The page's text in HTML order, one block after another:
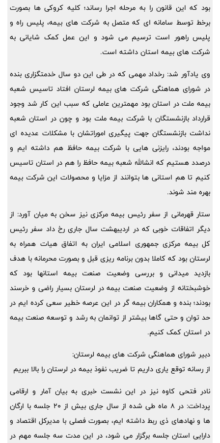
بود که این قانون را به مرحله اجرا رساند؛ کلیه کروکی ها بصورت
برخط توسط سامانه ای که متصل به شرکت های بیمه، پلیس راه و
پلیس راهور است ترسیم می شود و این عمل کمک شایانی به
شرکت های بیمه استان داشته است.
وی یادآور شد: رخداد مهمی که در طی این دو سال خدمتگزاری بنده
در شورای هماهنگی شرکت های بیمه لرستان افتاد تاسیس شعبه
بیمه ملت در استان بود مهمترین عاملی که سبب این کار شد وجود
قرارداد بازنشستگان با شرکت بیمه ملت بود و چون در استان شعبه
نداشت بازنشستگان جهت پیگیری اموراتشان با مشکلات عدیده ای
مواجه بودند، رایزنی هایی با شرکت بیمه حافظ هم داشته ایم و
درصدد هستیم که انشالله شعبه بیمه حافظ را هم در استان تاسیس
کنیم تا هم استانی ها بتوانند از مزایا و محصولات این شرکت بیمه
بهره مند شوند.
ستار قهرمانی از سفر رئیس بیمه مرکزی نیز سخن به میان آورد: از
دیگر اتفاقات خوبی که در اردیبهشت سال جاری رخ داد سفر رئیس
کل بیمه مرکزی جمهوری اسلامی ایران به اتفاق هیات همراه به
لرستان بود که کاملا بدون برنامه ریزی قبل و بصورت محرمانه با هدف
بازدید میدانی و بررسی وضعیت صنعت بیمه استانها بود که
خوشبختانه از وضعیت صنعت بیمه در لرستان بسیار راضی و خرسند
بودند؛ بنده و همکاران بیمه گر در این عرصه خطیر سعی کرده ایم در
حد توان و حتی گاها بیشتر از توانمان به رشد و توسعه صنعت بیمه
در استان کمک کنیم.
دبیر شورای هماهنگی شرکت های بیمه لرستان:
از رسانه توقع یاری داریم تا ضریب نفوذ بیمه در لرستان را بالا ببریم
نادر فتحی کاوه نیز در این نشست خبری به بیان آمار و ارقامی
پرداخت: در 8 ماه طی شده از سال جاری بیش از 20 جلسه با ارگان
ها و نهادهای ذی ربط داشته ایم، بصورت فصلی با مدیرکل اقتصاد و
دارایی استان جلسه برگزار می شود، در این مدت سه جلسه مهم در